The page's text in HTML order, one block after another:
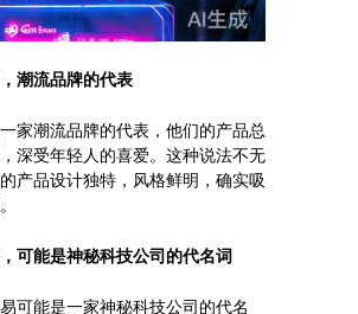
潮流品牌的代表
家潮流品牌的代表，他们的产品总
深受年轻人的喜爱。这种说法不无
产品设计独特，风格鲜明，确实吸
可能是神秘科技公司的代名词
可能是一家神秘科技公司的代名